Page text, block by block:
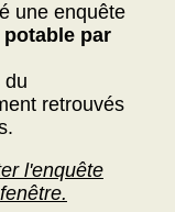
une enquête
par
du
retrouvés
l'enquête
.